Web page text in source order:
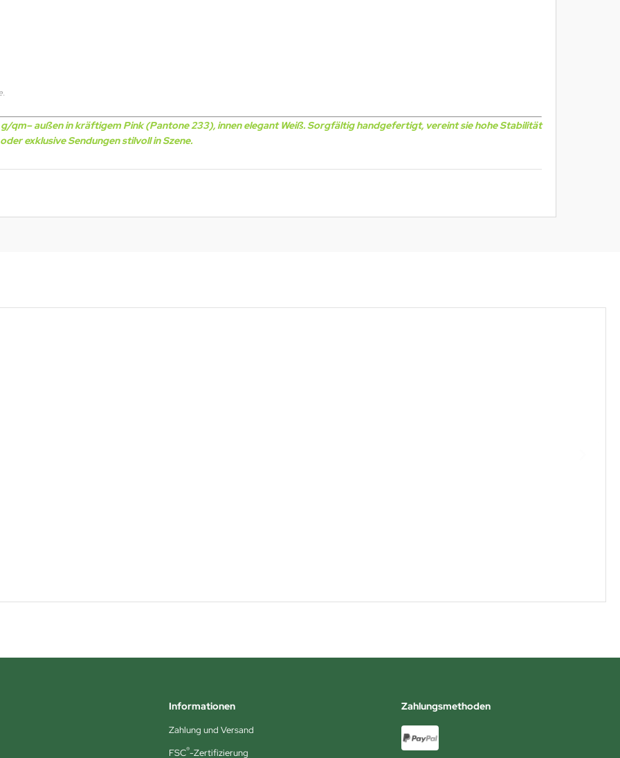
qm– außen in kräftigem Pink (Pantone 233), innen elegant Weiß. Sorgfältig handgefertigt, vereint sie hohe Stabilität
exklusive Sendungen stilvoll in Szene.
Informationen
Zahlung und Versand
FSC®-Zertifizierung
Zahlungsmethoden